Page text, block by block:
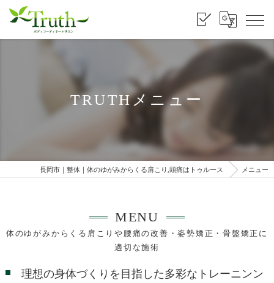
TRUTHメニュー
長岡市｜整体｜体のゆがみからくる肩こり,頭痛はトゥルース メニュー
体のゆがみからくる肩こりや腰痛の改善・姿勢矯正・骨盤矯正に
適切な施術
MENU
理想の身体づくりを目指した多彩なトレーニンン